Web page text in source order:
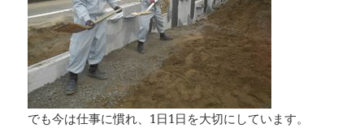
でも今は仕事に慣れ、1日1日を大切にしています。